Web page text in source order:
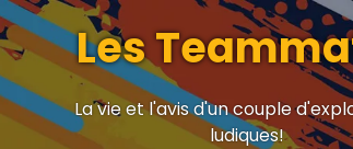
Les
La vie et l'avis d'un couple
ludiques!